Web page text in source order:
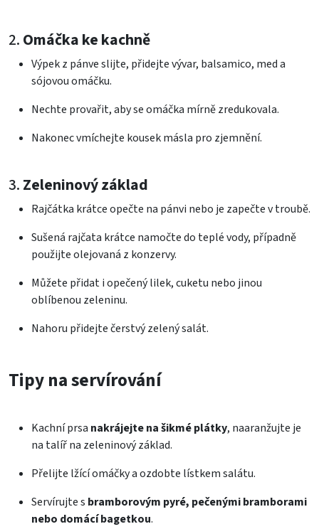
2.Omáčka ke kachně
Výpek z pánve slijte, přidejte vývar, balsamico, med a
sójovou omáčku.
Nechte provařit, aby se omáčka mírně zredukovala.
Nakonec vmíchejte kousek másla pro zjemnění.
3.Zeleninový základ
Rajčátka krátce opečte na pánvi nebo je zapečte v troubě.
Sušená rajčata krátce namočte do teplé vody, případně
použijte olejovaná z konzervy.
Můžete přidat i opečený lilek, cuketu nebo jinou
oblíbenou zeleninu.
Nahoru přidejte čerstvý zelený salát.
Tipy na servírování
Kachní prsa nakrájejte na šikmé plátky, naaranžujte je
na talíř na zeleninový základ.
Přelijte lžící omáčky a ozdobte lístkem salátu.
Servírujte s bramborovým pyré, pečenými bramborami
nebo domácí bagetkou.